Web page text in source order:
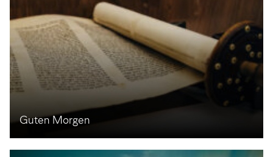
Guten Morgen